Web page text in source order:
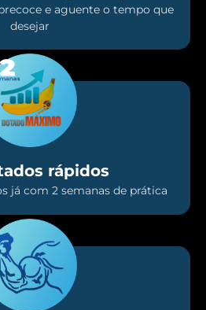
e aguente o tempo que
desejar
rápidos
já com 2 semanas de prática